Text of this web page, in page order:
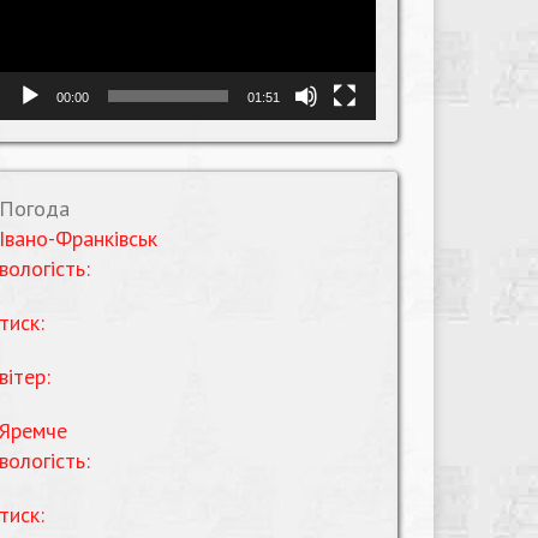
00:00 01:51
Погода
Івано-Франківськ
вологість:
тиск:
вітер:
Яремче
вологість:
тиск: